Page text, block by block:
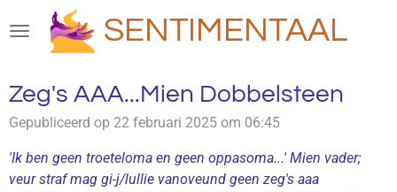
direct
de
hoofdinhoud
SENTIMENTAAL
Zeg's AAA...Mien Dobbelsteen
Gepubliceerd op 22 februari 2025 om 06:45
'Ik ben geen troeteloma en geen oppasoma...' Mien vader;
veur straf mag gi-j/lullie vanoveund geen zeg's aaa